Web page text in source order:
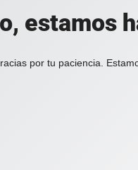
estamos
por tu paciencia.